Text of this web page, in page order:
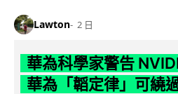
Lawton 2 日
華為科學家警告
華為「韜定律」可繞